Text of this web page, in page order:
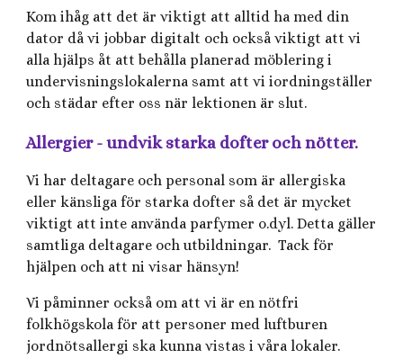
Kom ihåg att det är viktigt att alltid ha med din
dator då vi jobbar digitalt och också viktigt att vi
alla hjälps åt att behålla planerad möblering i
undervisningslokalerna samt att vi iordningställer
och städar efter oss när lektionen är slut.
Allergier - undvik starka dofter och nötter.
Vi har deltagare och personal som är allergiska
eller känsliga för starka dofter så det är mycket
viktigt att inte använda parfymer o.dyl. Detta gäller
samtliga deltagare och utbildningar. Tack för
hjälpen och att ni visar hänsyn!
Vi påminner också om att vi är en nötfri
folkhögskola för att personer med luftburen
jordnötsallergi ska kunna vistas i våra lokaler.